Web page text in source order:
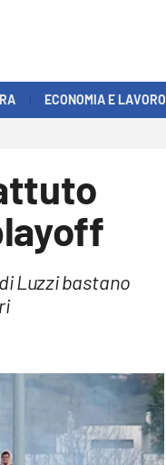
ECONOMIA E LAVORO
Luzzi bastano